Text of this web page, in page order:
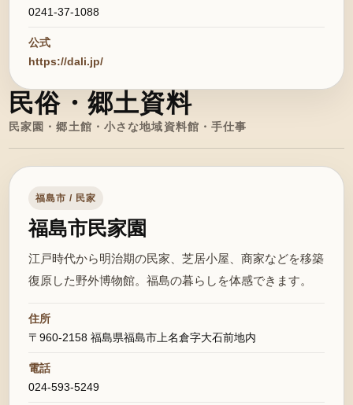
0241-37-1088
公式
https://dali.jp/
民俗・郷土資料
民家園・郷土館・小さな地域資料館・手仕事
福島市 / 民家
福島市民家園
江戸時代から明治期の民家、芝居小屋、商家などを移築
復原した野外博物館。福島の暮らしを体感できます。
住所
〒960-2158 福島県福島市上名倉字大石前地内
電話
024-593-5249